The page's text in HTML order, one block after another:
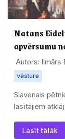
Natans
apvērsumu
Autors: Ilmārs
vēsture
Slavenais
lasītājiem
Lasīt tālāk